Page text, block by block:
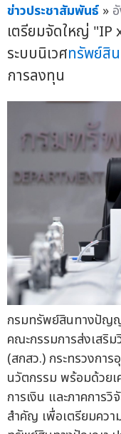
ข่าวประชาสัมพันธ์ »
เตรียมจัดใหญ่
ระบบนิเวศทรัพย์สิ
การลงทุน
กรมทรัพย์สินทางปัญ
คณะกรรมการส่งเสริ
(สกสว.) กระทรวงกา
นวัตกรรม พร้อมด้วยเ
การเงิน และภาคการ
สำคัญ เพื่อเตรียมคว